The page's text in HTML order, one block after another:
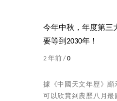
今年中秋，年度第三
要等到2030年！
2 年前 / 0
據《中國天文年歷》顯
可以欣賞到農歷八月最